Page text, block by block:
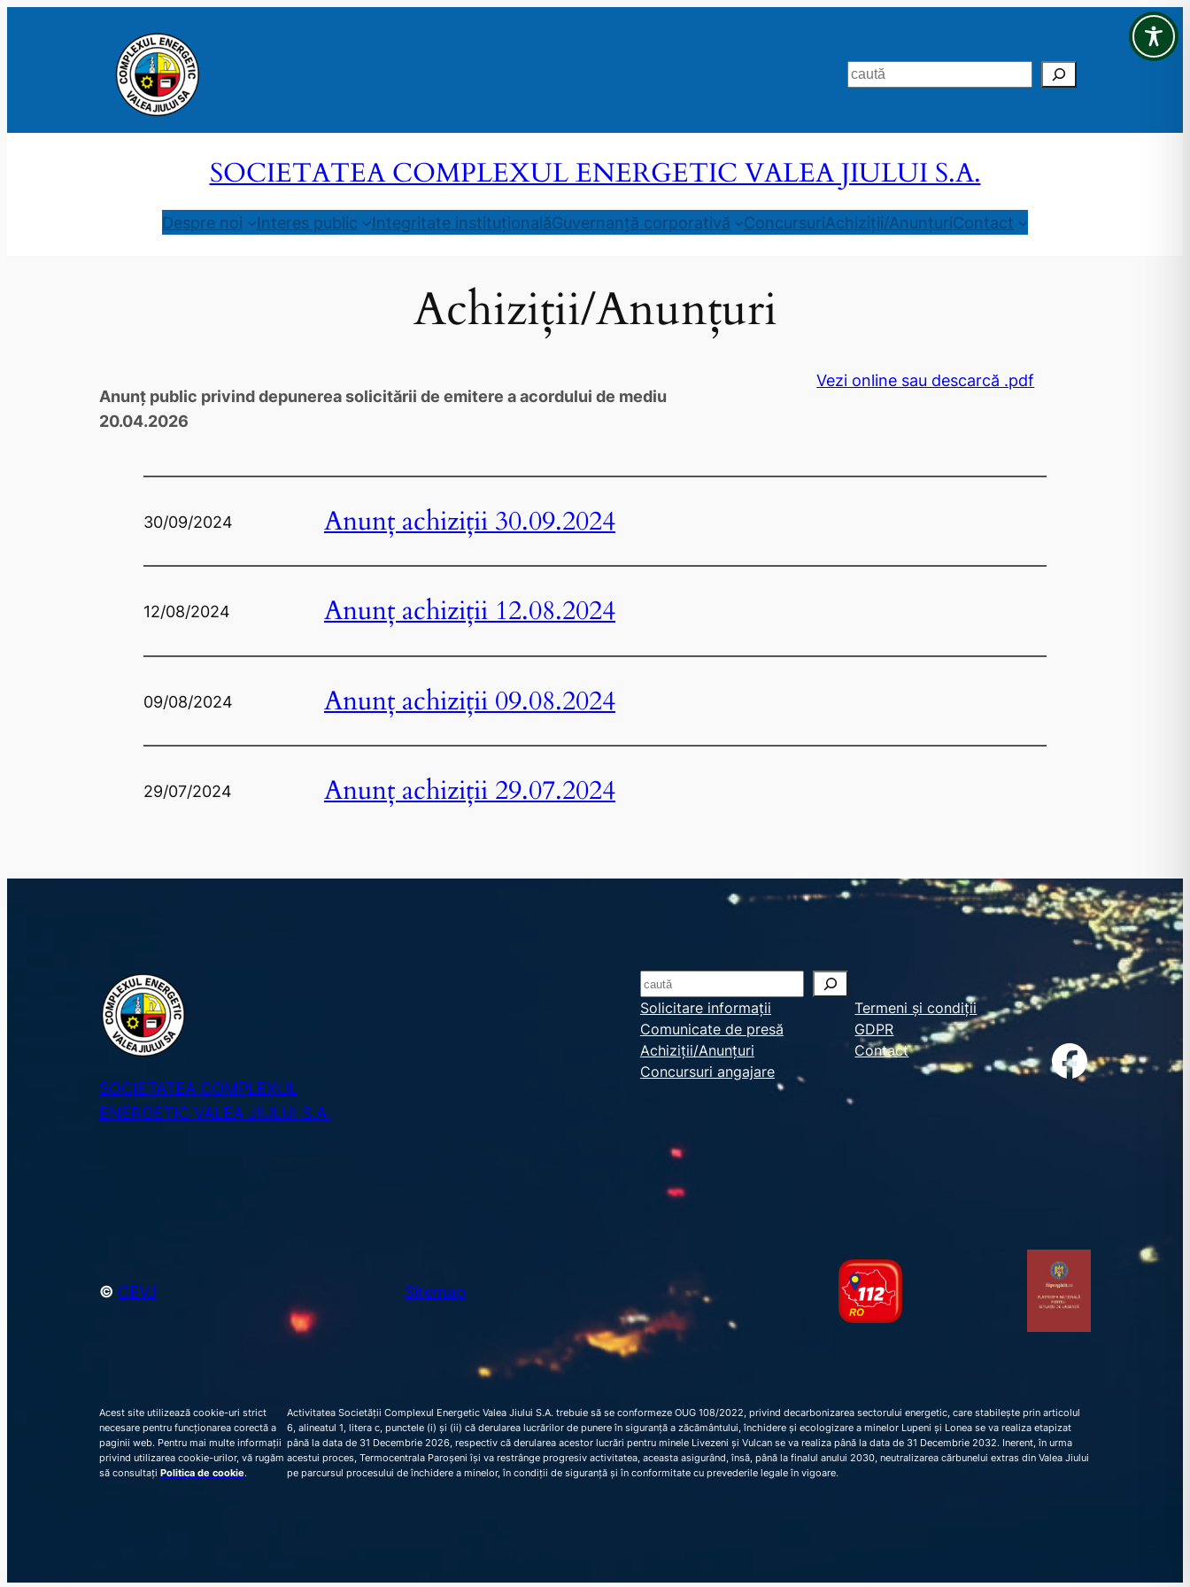
Search
SOCIETATEA COMPLEXUL ENERGETIC VALEA JIULUI S.A.
Despre noi Interes public Integritate instituționalăGuvernanță corporativă ConcursuriAchiziții/AnunțuriContact
Achiziții/Anunțuri
Anunț public privind depunerea solicitării de emitere a acordului de mediu
20.04.2026
Vezi online sau descarcă .pdf
30/09/2024 Anunț achiziții 30.09.2024
12/08/2024 Anunț achiziții 12.08.2024
09/08/2024 Anunț achiziții 09.08.2024
29/07/2024 Anunț achiziții 29.07.2024
SOCIETATEA COMPLEXUL
ENERGETIC VALEA JIULUI S.A.
S
e
a
r
c
Solicitare informații
Comunicate de presă
Achiziții/Anunțuri
Concursuri angajare
Termeni și condiții
GDPR
Contact
Facebook
© CEVJ Sitemap
Acest site utilizează cookie-uri strict
necesare pentru funcționarea corectă a
paginii web. Pentru mai multe informații
privind utilizarea cookie-urilor, vă rugăm
să consultați Politica de cookie.
Activitatea Societății Complexul Energetic Valea Jiului S.A. trebuie să se conformeze OUG 108/2022, privind decarbonizarea sectorului energetic, care stabilește prin articolul
6, alineatul 1, litera c, punctele (i) și (ii) că derularea lucrărilor de punere în siguranță a zăcământului, închidere și ecologizare a minelor Lupeni și Lonea se va realiza etapizat
până la data de 31 Decembrie 2026, respectiv că derularea acestor lucrări pentru minele Livezeni și Vulcan se va realiza până la data de 31 Decembrie 2032. Inerent, în urma
acestui proces, Termocentrala Paroșeni își va restrânge progresiv activitatea, aceasta asigurând, însă, până la finalul anului 2030, neutralizarea cărbunelui extras din Valea Jiului
pe parcursul procesului de închidere a minelor, în condiții de siguranță și în conformitate cu prevederile legale în vigoare.